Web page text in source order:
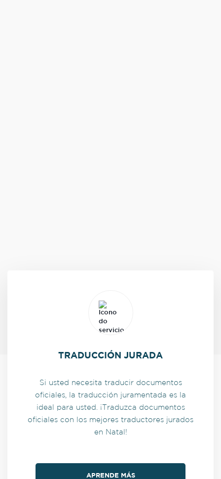
TRADUCCIÓN JURADA
Si usted necesita traducir documentos
oficiales, la traducción juramentada es la
ideal para usted. ¡Traduzca documentos
oficiales con los mejores traductores jurados
en Natal!
APRENDE MÁS